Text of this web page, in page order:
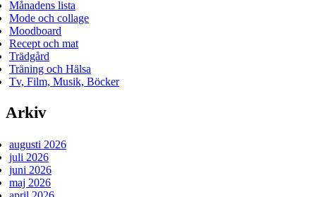
Månadens lista
Mode och collage
Moodboard
Recept och mat
Trädgård
Träning och Hälsa
Tv, Film, Musik, Böcker
Arkiv
augusti 2026
juli 2026
juni 2026
maj 2026